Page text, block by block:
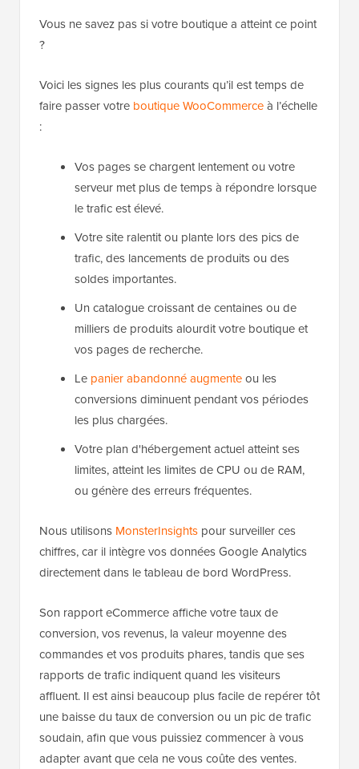
Vous ne savez pas si votre boutique a atteint ce point
?
Voici les signes les plus courants qu’il est temps de
faire passer votre boutique WooCommerceà l’échelle
:
Vos pages se chargent lentement ou votre
serveur met plus de temps à répondre lorsque
le trafic est élevé.
Votre site ralentit ou plante lors des pics de
trafic, des lancements de produits ou des
soldes importantes.
Un catalogue croissant de centaines ou de
milliers de produits alourdit votre boutique et
vos pages de recherche.
Le panier abandonné augmenteou les
conversions diminuent pendant vos périodes
les plus chargées.
Votre plan d'hébergement actuel atteint ses
limites, atteint les limites de CPU ou de RAM,
ou génère des erreurs fréquentes.
Nous utilisons MonsterInsights pour surveiller ces
chiffres, car il intègre vos données Google Analytics
directement dans le tableau de bord WordPress.
Son rapport eCommerce affiche votre taux de
conversion, vos revenus, la valeur moyenne des
commandes et vos produits phares, tandis que ses
rapports de trafic indiquent quand les visiteurs
affluent. Il est ainsi beaucoup plus facile de repérer tôt
une baisse du taux de conversion ou un pic de trafic
soudain, afin que vous puissiez commencer à vous
adapter avant que cela ne vous coûte des ventes.